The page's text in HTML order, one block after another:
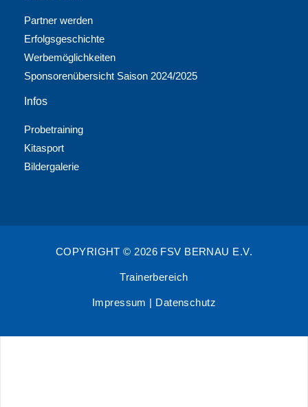
Partner werden
Erfolgsgeschichte
Werbemöglichkeiten
Sponsorenübersicht Saison 2024/2025
Infos
Probetraining
Kitasport
Bildergalerie
COPYRIGHT © 2026 FSV BERNAU E.V.
Trainerbereich
Impressum Datenschutz